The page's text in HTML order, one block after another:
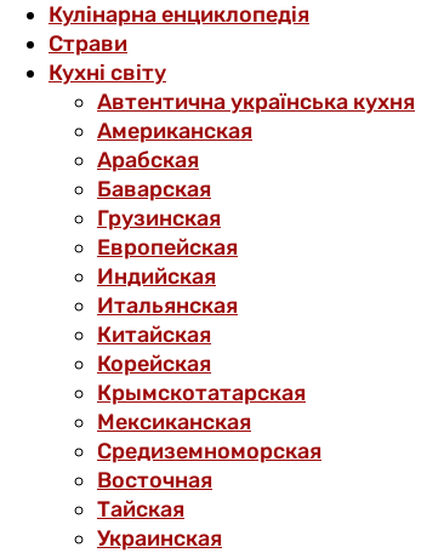
Кулінарна енциклопедія
Страви
Кухні світу
Автентична українська кухня
Американская
Арабская
Баварская
Грузинская
Европейская
Индийская
Итальянская
Китайская
Корейская
Крымскотатарская
Мексиканская
Средиземноморская
Восточная
Тайская
Украинская